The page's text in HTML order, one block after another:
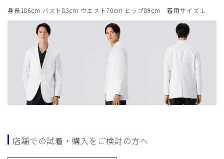
身長186cm バスト83cm ウエスト70cm ヒップ89cm 着用サイズ:L
店舗での試着・購入をご検討の方へ